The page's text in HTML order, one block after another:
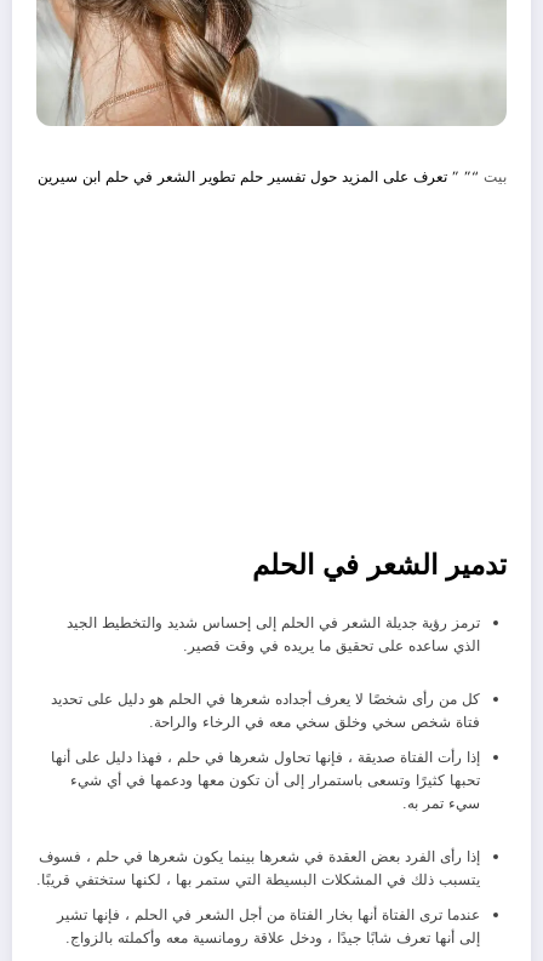
بيت “” ”تعرف على المزيد حول تفسير حلم تطوير الشعر في حلم ابن سيرين
تدمير الشعر في الحلم
ترمز رؤية جديلة الشعر في الحلم إلى إحساس شديد والتخطيط الجيد
الذي ساعده على تحقيق ما يريده في وقت قصير.
كل من رأى شخصًا لا يعرف أجداده شعرها في الحلم هو دليل على تحديد
فتاة شخص سخي وخلق سخي معه في الرخاء والراحة.
إذا رأت الفتاة صديقة ، فإنها تحاول شعرها في حلم ، فهذا دليل على أنها
تحبها كثيرًا وتسعى باستمرار إلى أن تكون معها ودعمها في أي شيء
سيء تمر به.
إذا رأى الفرد بعض العقدة في شعرها بينما يكون شعرها في حلم ، فسوف
يتسبب ذلك في المشكلات البسيطة التي ستمر بها ، لكنها ستختفي قريبًا.
عندما ترى الفتاة أنها بخار الفتاة من أجل الشعر في الحلم ، فإنها تشير
إلى أنها تعرف شابًا جيدًا ، ودخل علاقة رومانسية معه وأكملته بالزواج.